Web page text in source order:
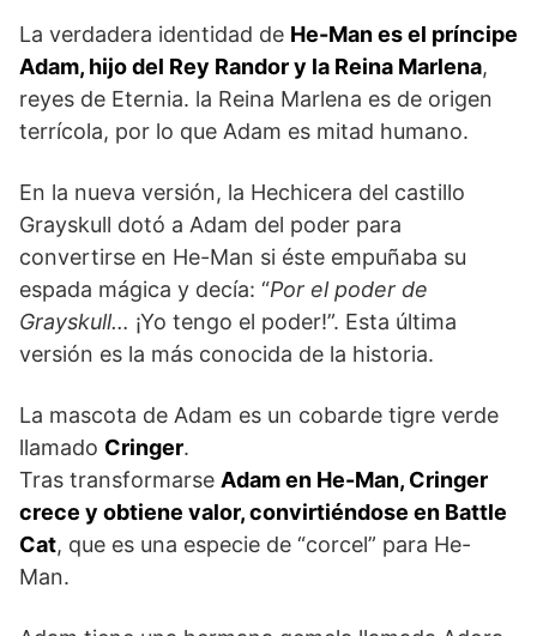
La verdadera identidad de He-Man es el príncipe
Adam, hijo del Rey Randor y la Reina Marlena,
reyes de Eternia. la Reina Marlena es de origen
terrícola, por lo que Adam es mitad humano.
En la nueva versión, la Hechicera del castillo
Grayskull dotó a Adam del poder para
convertirse en He-Man si éste empuñaba su
espada mágica y decía: “Por el poder de
Grayskull… ¡Yo tengo el poder!”. Esta última
versión es la más conocida de la historia.
La mascota de Adam es un cobarde tigre verde
llamado Cringer.
Tras transformarse Adam en He-Man, Cringer
crece y obtiene valor, convirtiéndose en Battle
Cat, que es una especie de “corcel” para He-
Man.